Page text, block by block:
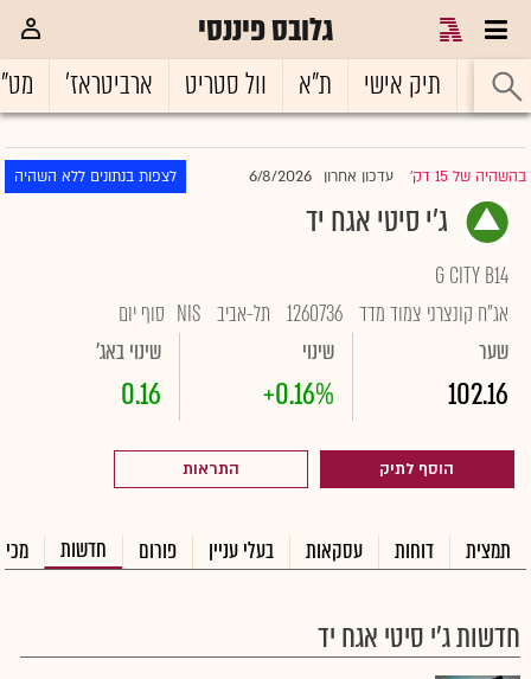
גלובס פיננסי
ראשי תיק אישי ת"א וול סטריט ארביטראז'
בהשהיה של 15 דק' |עדכון אחרון 6/8/2026 לצפות בנתונים ללא השהיה
ג'י סיטי אגח יד
G CITY B14
אג"ח קונצרני צמוד מדד 1260736 תל-אביב NIS סוף יום
שער
102.16
שינוי
+0.16%
שינוי באג'
0.16
הוסף לתיק התראות
תמצית דוחות עסקאות בעלי עניין פורום חדשות
חדשות ג'י סיטי אגח יד